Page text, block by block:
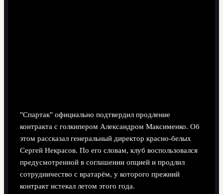
"Спартак" официально подтвердил продление
контракта с голкипером Александром Максименко. Об
этом рассказал генеральный директор красно-белых
Сергей Некрасов. По его словам, клуб воспользовался
предусмотренной в соглашении опцией и продлил
сотрудничество с вратарём, у которого прежний
контракт истекал летом этого года.